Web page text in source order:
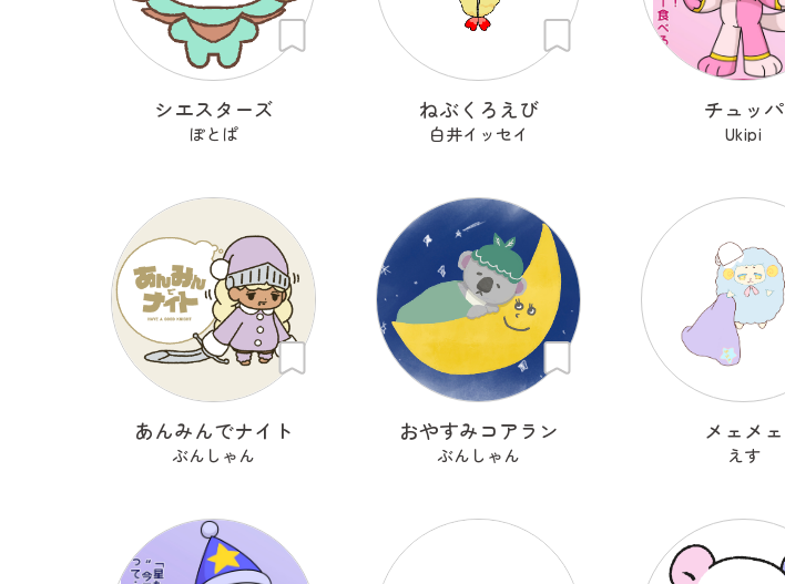
シエスターズ
ぽとぱ
ねぶくろえび
白井イッセイ
チュッパ
Ukipi
あんみんでナイト
ぶんしゃん
おやすみコアラン
ぶんしゃん
メェメェ
えす